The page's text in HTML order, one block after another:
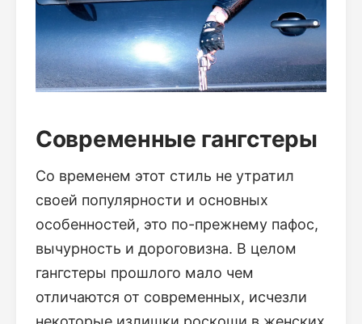
Современные гангстеры
Со временем этот стиль не утратил
своей популярности и основных
особенностей, это по-прежнему пафос,
вычурность и дороговизна. В целом
гангстеры прошлого мало чем
отличаются от современных, исчезли